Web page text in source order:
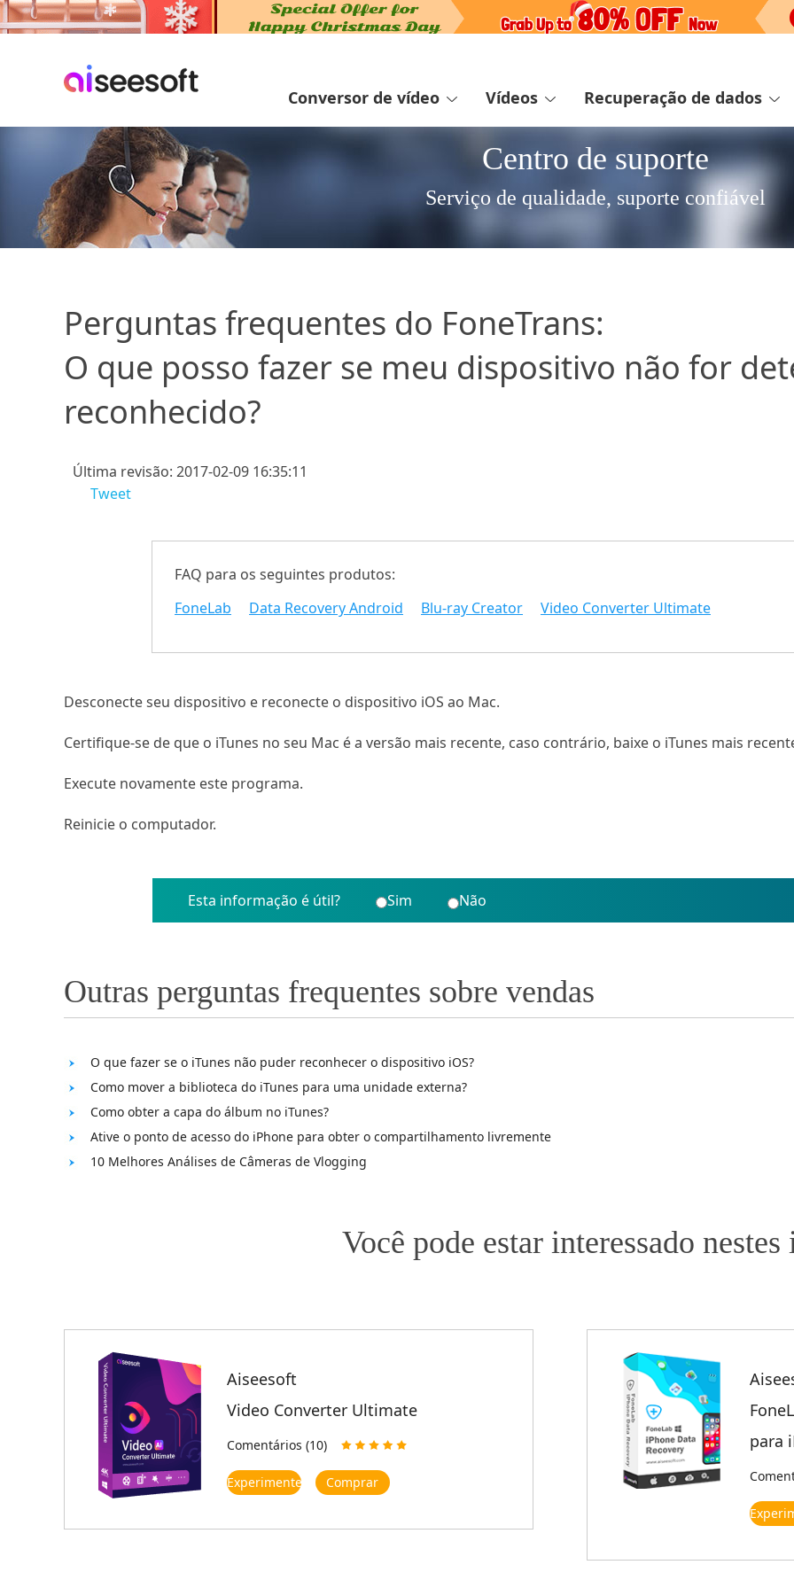
Conversor de vídeo Vídeos Recuperação de dados
Centro de suporte
Serviço de qualidade, suporte confiável
Perguntas frequentes do FoneTrans:
O que posso fazer se meu dispositivo não for
reconhecido?
Última revisão: 2017-02-09 16:35:11
Tweet
FAQ para os seguintes produtos:
FoneLab
Data Recovery Android Blu-ray Creator Video Converter Ultimate
Desconecte seu dispositivo e reconecte o dispositivo iOS ao Mac.
Certifique-se de que o iTunes no seu Mac é a versão mais recente, caso contrário, baixe o iTunes mais
Execute novamente este programa.
Reinicie o computador.
Esta informação é útil? Sim Não
Outras perguntas frequentes sobre vendas
O que fazer se o iTunes não puder reconhecer o dispositivo iOS?
Como mover a biblioteca do iTunes para uma unidade externa?
Como obter a capa do álbum no iTunes?
Ative o ponto de acesso do iPhone para obter o compartilhamento livremente
10 Melhores Análises de Câmeras de Vlogging
Você pode estar interessado nestes
Aiseesoft
Video Converter Ultimate
Comentários (10)
Experimente Comprar
para